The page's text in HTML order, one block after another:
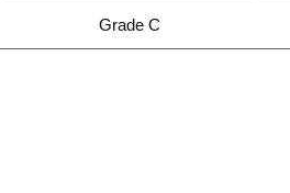
Grade C